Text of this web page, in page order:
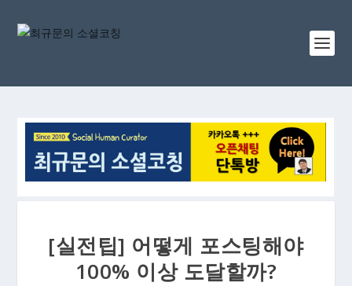
[실전팁] 어떻게 포스팅해야
100% 이상 도달할까?